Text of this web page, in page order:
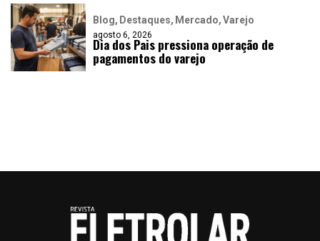
Blog Destaques Mercado Varejo
agosto 6, 2026
Dia dos Pais pressiona operação de
pagamentos do varejo